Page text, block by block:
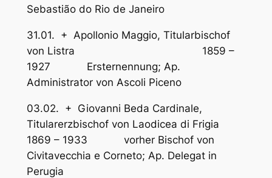
Sebastião do Rio de Janeiro
31.01. + Apollonio Maggio, Titularbischof
von Listra 1859 –
1927 Ersternennung; Ap.
Administrator von Ascoli Piceno
03.02. + Giovanni Beda Cardinale,
Titularerzbischof von Laodicea di Frigia
1869 – 1933 vorher Bischof von
Civitavecchia e Corneto; Ap. Delegat in
Perugia